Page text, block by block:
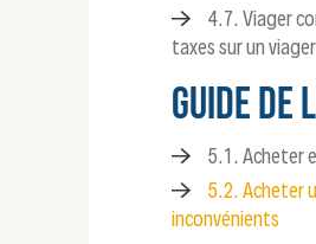
4.7. Viager
taxes sur un viager
GUIDE DE
5.1. Acheter
5.2. Acheter
inconvénients